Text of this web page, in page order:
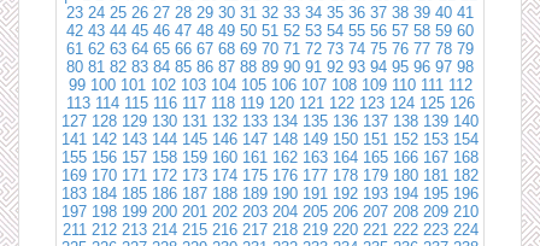
23 24 25 26 27 28 29 30 31 32 33 34 35 36 37 38 39 40 41
42 43 44 45 46 47 48 49 50 51 52 53 54 55 56 57 58 59 60
61 62 63 64 65 66 67 68 69 70 71 72 73 74 75 76 77 78 79
80 81 82 83 84 85 86 87 88 89 90 91 92 93 94 95 96 97 98
99 100 101 102 103 104 105 106 107 108 109 110 111 112
113 114 115 116 117 118 119 120 121 122 123 124 125 126
127 128 129 130 131 132 133 134 135 136 137 138 139 140
141 142 143 144 145 146 147 148 149 150 151 152 153 154
155 156 157 158 159 160 161 162 163 164 165 166 167 168
169 170 171 172 173 174 175 176 177 178 179 180 181 182
183 184 185 186 187 188 189 190 191 192 193 194 195 196
197 198 199 200 201 202 203 204 205 206 207 208 209 210
211 212 213 214 215 216 217 218 219 220 221 222 223 224